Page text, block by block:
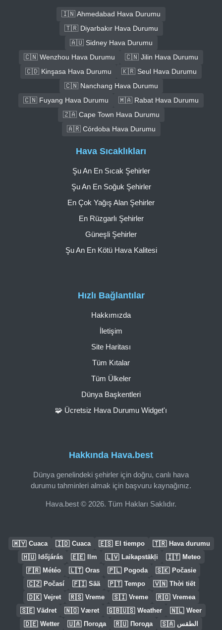
🇮🇳 Ahmedabad Hava Durumu
🇹🇷 Diyarbakır Hava Durumu
🇦🇺 Sidney Hava Durumu
🇨🇳 Wenzhou Hava Durumu
🇨🇳 Jilin Hava Durumu
🇨🇩 Kinşasa Hava Durumu
🇰🇷 Seul Hava Durumu
🇨🇳 Nanchang Hava Durumu
🇨🇳 Fuyang Hava Durumu
🇲🇦 Rabat Hava Durumu
🇿🇦 Cape Town Hava Durumu
🇦🇷 Córdoba Hava Durumu
Hakkında Hava.best
Dünya genelindeki şehirler için doğru, canlı hava
durumu tahminleri almak için başvuru kaynağınız.
Hava.best © 2026. Tüm Hakları Saklıdır.
Hızlı Bağlantılar
Hakkımızda
İletişim
Site Haritası
Tüm Kıtalar
Tüm Ülkeler
Dünya Başkentleri
🧩 Ücretsiz Hava Durumu Widget'ı
Hava Sıcaklıkları
Şu An En Sıcak Şehirler
Şu An En Soğuk Şehirler
En Çok Yağış Alan Şehirler
En Rüzgarlı Şehirler
Güneşli Şehirler
Şu An En Kötü Hava Kalitesi
🇲🇾 Cuaca 🇮🇩 Cuaca 🇪🇸 El tiempo 🇹🇷 Hava durumu
🇭🇺 Időjárás 🇪🇪 Ilm 🇱🇻 Laikapstākļi 🇮🇹 Meteo
🇫🇷 Météo 🇱🇹 Oras 🇵🇱 Pogoda 🇸🇰 Počasie
🇨🇿 Počasí 🇫🇮 Sää 🇵🇹 Tempo 🇻🇳 Thời tiết
🇩🇰 Vejret 🇷🇸 Vreme 🇸🇮 Vreme 🇷🇴 Vremea
🇸🇪 Vädret 🇳🇴 Været 🇬🇧🇺🇸 Weather 🇳🇱 Weer
🇩🇪 Wetter 🇺🇦 Погода 🇷🇺 Погода 🇸🇦 الطقس